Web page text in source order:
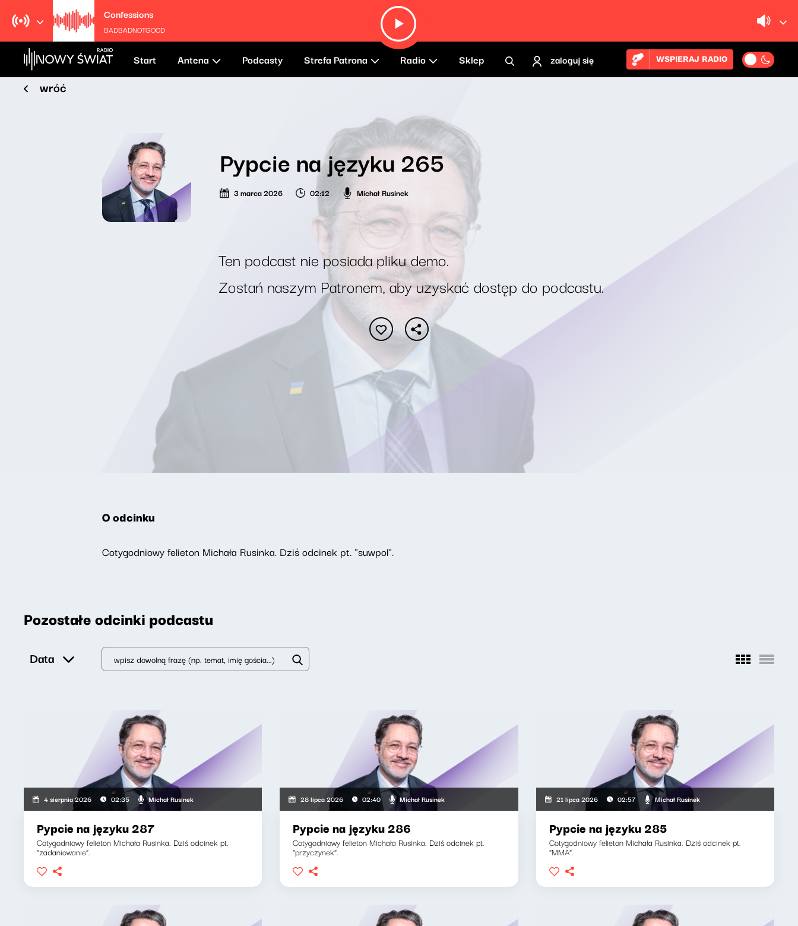
Confessions
BADBADNOTGOOD
Start Antena Podcasty Strefa Patrona Radio Sklep zaloguj się WSPIERAJ RADIO
wróć
Pypcie na języku 265
3 marca 2026 02:12 Michał Rusinek
Ten podcast nie posiada pliku demo.
Zostań naszym Patronem, aby uzyskać dostęp do podcastu.
O odcinku
Cotygodniowy felieton Michała Rusinka. Dziś odcinek pt. "suwpol".
Pozostałe odcinki podcastu
Data
4 sierpnia 2026 02:35 Michał Rusinek
Pypcie na języku 287
Cotygodniowy felieton Michała Rusinka. Dziś odcinek pt.
"zadaniowanie".
28 lipca 2026 02:40 Michał Rusinek
Pypcie na języku 286
Cotygodniowy felieton Michała Rusinka. Dziś odcinek pt.
"przyczynek".
21 lipca 2026 02:57 Michał Rusinek
Pypcie na języku 285
Cotygodniowy felieton Michała Rusinka. Dziś odcinek pt.
"MMA".